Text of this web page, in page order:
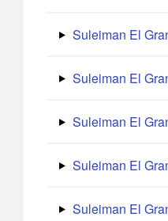
Suleiman El
Suleiman El
Suleiman El
Suleiman El
Suleiman El